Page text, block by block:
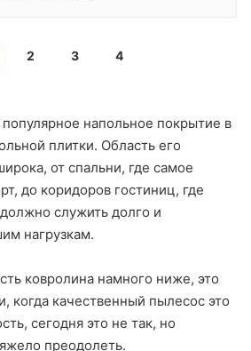
2 3 4
напольное покрытие в
плитки. Область его
от спальни, где самое
до коридоров гостиниц, где
служить долго и
нагрузкам.
ковролина намного ниже, это
когда качественный пылесос это
сегодня это не так, но
преодолеть.